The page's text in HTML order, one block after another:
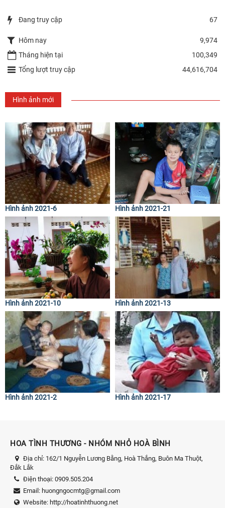
Đang truy cập 67
Hôm nay
9,974
Tháng hiện tại
100,349
Tổng lượt truy cập
44,616,704
Hình ảnh mới
Hình ảnh 2021-6 Hình ảnh 2021-21
Hình ảnh 2021-10 Hình ảnh 2021-13
Hình ảnh 2021-2 Hình ảnh 2021-17
HOA TÌNH THƯƠNG - NHÓM NHỎ HOÀ BÌNH
Địa chỉ: 162/1 Nguyễn Lương Bằng, Hoà Thắng, Buôn Ma Thuột,
Đắk Lắk
Điện thoại: 0909.505.204
Email: huongngocmtg@gmail.com
Website: http://hoatinhthuong.net